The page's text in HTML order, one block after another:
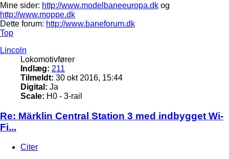
Mine sider: http://www.modelbaneeuropa.dk og
http://www.moppe.dk
Dette forum: http://www.baneforum.dk
Top
Lincoln
Lokomotivfører
Indlæg: 211
Tilmeldt: 30 okt 2016, 15:44
Digital: Ja
Scale: H0 - 3-rail
Re: Märklin Central Station 3 med indbygget Wi-
Fi...
Citer